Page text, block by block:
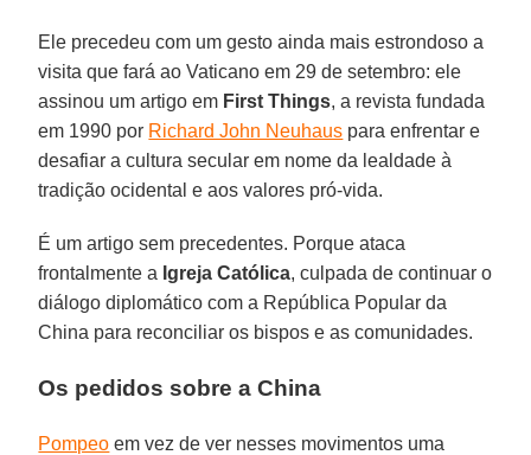
Ele precedeu com um gesto ainda mais estrondoso a
visita que fará ao Vaticano em 29 de setembro: ele
assinou um artigo em First Things, a revista fundada
em 1990 por Richard John Neuhaus para enfrentar e
desafiar a cultura secular em nome da lealdade à
tradição ocidental e aos valores pró-vida.
É um artigo sem precedentes. Porque ataca
frontalmente a Igreja Católica, culpada de continuar o
diálogo diplomático com a República Popular da
China para reconciliar os bispos e as comunidades.
Os pedidos sobre a China
Pompeo em vez de ver nesses movimentos uma